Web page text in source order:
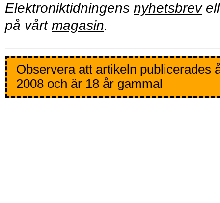
Elektroniktidningens nyhetsbrev
på vårt magasin.
Observera att artikeln publicerades
2008 och är 18 år gammal